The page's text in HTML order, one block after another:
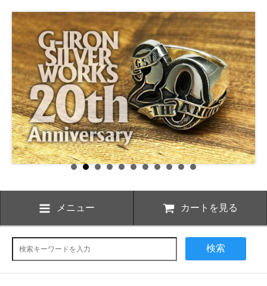
メニュー カートを見る
検索